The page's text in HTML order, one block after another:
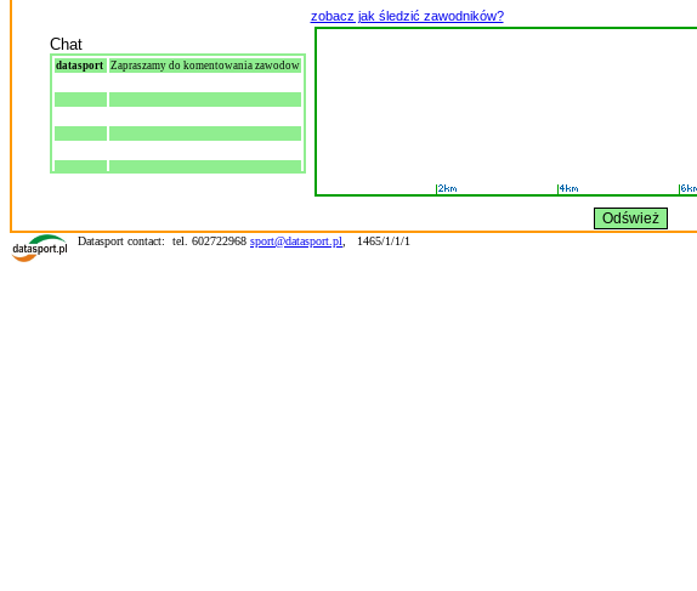
Chat
datasport Zapraszamy do komentowania zawodow
zobacz jak śledzić zawodników?
Datasport contact: tel. 602722968 sport@datasport.pl 1465/1/1/1